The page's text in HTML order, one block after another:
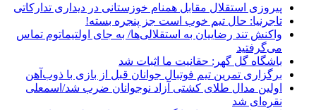
پیروزی استقلال مقابل همنام خوزستانی در دیداری تدارکاتی
تاجرنیا: حال تیم خوب است جز پنجره بسته!
واکنش تند رضاییان به استقلالی‌ها/ به جای اولتیماتوم تماس
می‌گرفتید
باشگاه گل گهر: حقانیت ما اثبات شد
برگزاری تمرین تیم فوتبال جوانان قبل از بازی با ذوب‌آهن
اولین مدال طلای کشتی آزاد نوجوانان ضرب شد/اسمعلی
نقره‌ای شد